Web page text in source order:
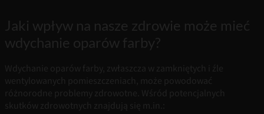
Jaki wpływ na nasze zdrowie może mieć
wdychanie oparów farby?
Wdychanie oparów farby, zwłaszcza w zamkniętych i źle
wentylowanych pomieszczeniach, może powodować
różnorodne problemy zdrowotne. Wśród potencjalnych
skutków zdrowotnych znajdują się m.in.: